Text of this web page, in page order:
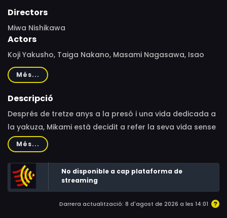
Directors
Miwa Nishikawa
Actors
Koji Yakusho, Taiga Nakano, Masami Nagasawa, Isao
Hashizume, Rokkaku Seiji, Yukiya Kitamura, Narumi
Yasuda, Meiko Kaji, Hakuryu, Midoriko Kimura, Makita
Sports, Kosuke Tanaka
Més...
Descripció
Després de tretze anys a la presó i una vida dedicada a
la yakuza, Mikami està decidit a refer la seva vida sense
delinquir. Els seus valors, ancorats en l’honor i l’orgull,
xoquen frontalment amb l’ordre de la societat
japonesa.
Més...
No disponible a cap plataforma de
streaming
Darrera actualització: 8 d'agost de 2026 a les 14:01